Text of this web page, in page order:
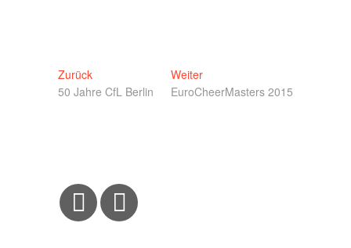
Beitragsnavigation
ZurückVorheriger
Beitrag:
50 Jahre CfL Berlin
WeiterNächster
Beitrag:
EuroCheerMasters 2015